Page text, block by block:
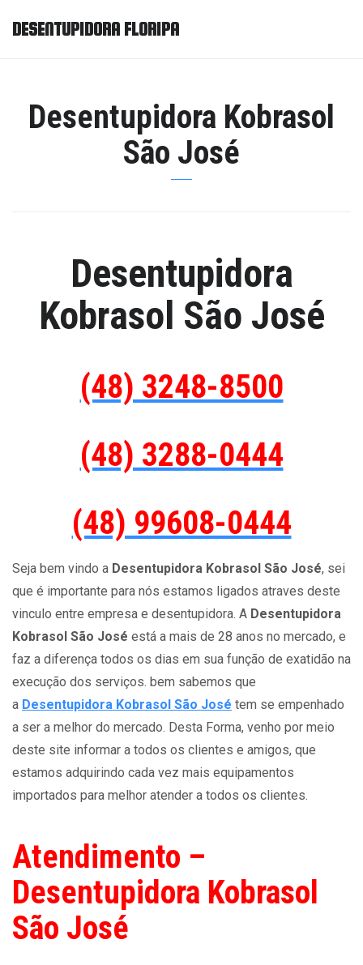
DESENTUPIDORA FLORIPA
Desentupidora Kobrasol
São José
Desentupidora
Kobrasol São José
(48) 3248-8500
(48) 3288-0444
(48) 99608-0444
Seja bem vindo a Desentupidora Kobrasol São José, sei
que é importante para nós estamos ligados atraves deste
vinculo entre empresa e desentupidora. A Desentupidora
Kobrasol São José está a mais de 28 anos no mercado, e
faz a diferença todos os dias em sua função de exatidão na
execução dos serviços. bem sabemos que
a Desentupidora Kobrasol São José tem se empenhado
a ser a melhor do mercado. Desta Forma, venho por meio
deste site informar a todos os clientes e amigos, que
estamos adquirindo cada vez mais equipamentos
importados para melhor atender a todos os clientes.
Atendimento –
Desentupidora Kobrasol
São José